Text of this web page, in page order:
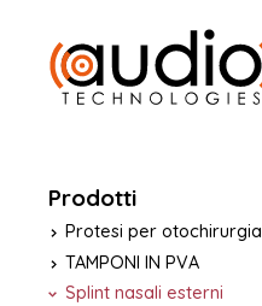
Prodotti
Protesi per otochirurgia
TAMPONI IN PVA
Splint nasali esterni